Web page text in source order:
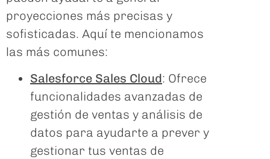
proyecciones más precisas y
sofisticadas. Aquí te mencionamos
las más comunes:
Salesforce Sales Cloud: Ofrece
funcionalidades avanzadas de
gestión de ventas y análisis de
datos para ayudarte a prever y
gestionar tus ventas de